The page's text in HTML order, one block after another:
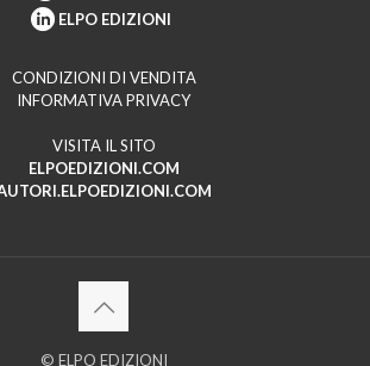
ELPO EDIZIONI
CONDIZIONI DI VENDITA
INFORMATIVA PRIVACY
VISITA IL SITO
ELPOEDIZIONI.COM
© ELPO EDIZIONI